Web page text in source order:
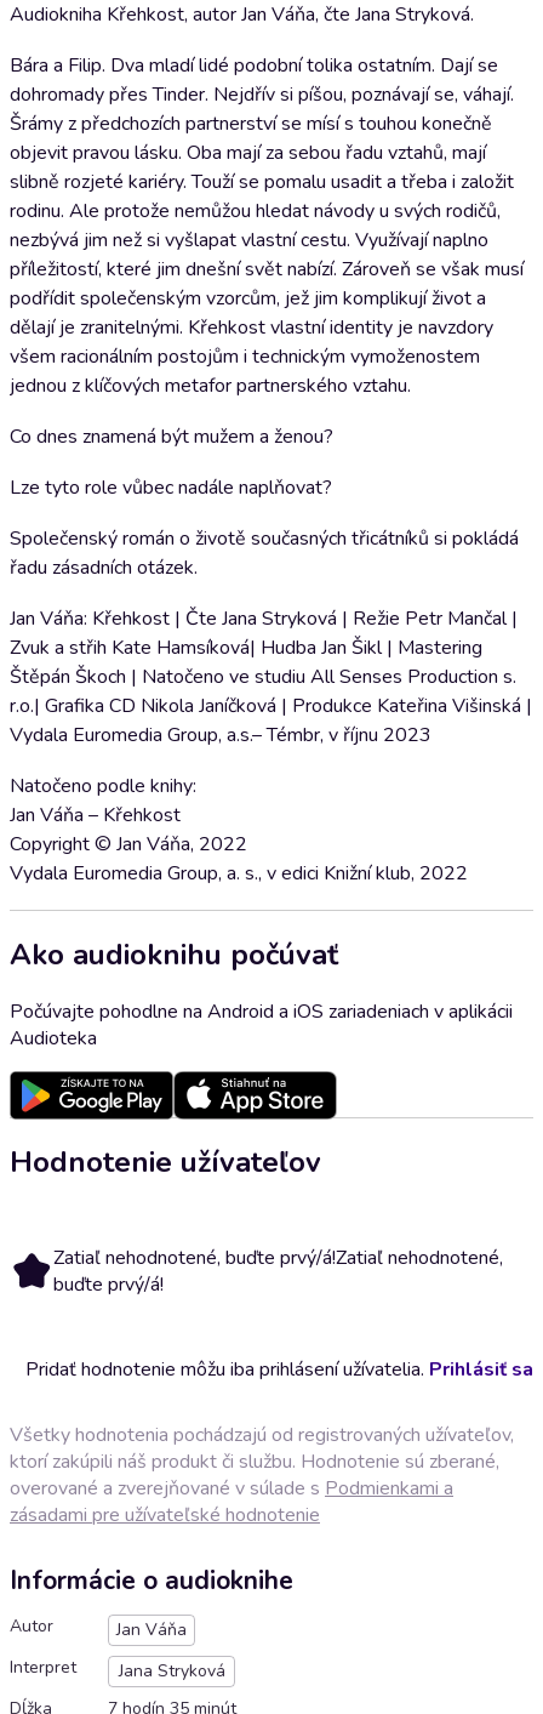
Audiokniha Křehkost, autor Jan Váňa, čte Jana Stryková.
Bára a Filip. Dva mladí lidé podobní tolika ostatním. Dají se
dohromady přes Tinder. Nejdřív si píšou, poznávají se, váhají.
Šrámy z předchozích partnerství se mísí s touhou konečně
objevit pravou lásku. Oba mají za sebou řadu vztahů, mají
slibně rozjeté kariéry. Touží se pomalu usadit a třeba i založit
rodinu. Ale protože nemůžou hledat návody u svých rodičů,
nezbývá jim než si vyšlapat vlastní cestu. Využívají naplno
příležitostí, které jim dnešní svět nabízí. Zároveň se však musí
podřídit společenským vzorcům, jež jim komplikují život a
dělají je zranitelnými. Křehkost vlastní identity je navzdory
všem racionálním postojům i technickým vymoženostem
jednou z klíčových metafor partnerského vztahu.
Co dnes znamená být mužem a ženou?
Lze tyto role vůbec nadále naplňovat?
Společenský román o životě současných třicátníků si pokládá
řadu zásadních otázek.
Jan Váňa: Křehkost | Čte Jana Stryková | Režie Petr Mančal |
Zvuk a střih Kate Hamsíková| Hudba Jan Šikl | Mastering
Štěpán Škoch | Natočeno ve studiu All Senses Production s.
r.o.| Grafika CD Nikola Janíčková | Produkce Kateřina Višinská |
Vydala Euromedia Group, a.s.– Témbr, v říjnu 2023
Natočeno podle knihy:
Jan Váňa – Křehkost
Copyright © Jan Váňa, 2022
Vydala Euromedia Group, a. s., v edici Knižní klub, 2022
Ako audioknihu počúvať
Počúvajte pohodlne na Android a iOS zariadeniach v aplikácii
Audioteka
Hodnotenie užívateľov
Zatiaľ nehodnotené, buďte prvý/á!Zatiaľ nehodnotené,
buďte prvý/á!
Pridať hodnotenie môžu iba prihlásení užívatelia. Prihlásiť sa
Všetky hodnotenia pochádzajú od registrovaných užívateľov,
ktorí zakúpili náš produkt či službu. Hodnotenie sú zberané,
overované a zverejňované v súlade s Podmienkami a
zásadami pre užívateľské hodnotenie
Informácie o audioknihe
Autor
Jan Váňa
Interpret
Jana Stryková
Dĺžka
7 hodín 35 minút